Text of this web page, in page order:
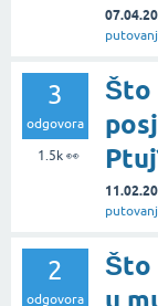
3
odgovora
1.5k👀
Što
2
odgovora
Što